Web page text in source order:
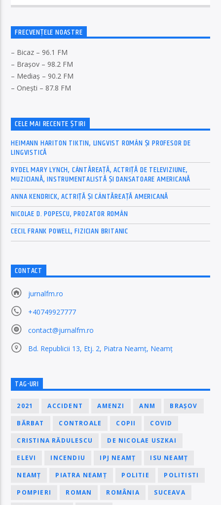
FRECVENȚELE NOASTRE
– Bicaz – 96.1 FM
– Brașov – 98.2 FM
– Mediaș – 90.2 FM
– Onești – 87.8 FM
CELE MAI RECENTE ȘTIRI
HEIMANN HARITON TIKTIN, LINGVIST ROMÂN ȘI PROFESOR DE
LINGVISTICĂ
RYDEL MARY LYNCH, CÂNTĂREAȚĂ, ACTRIȚĂ DE TELEVIZIUNE,
MUZICIANĂ, INSTRUMENTALISTĂ ȘI DANSATOARE AMERICANĂ
ANNA KENDRICK, ACTRIȚĂ ȘI CÂNTĂREAȚĂ AMERICANĂ
NICOLAE D. POPESCU, PROZATOR ROMÂN
CECIL FRANK POWELL, FIZICIAN BRITANIC
CONTACT
jurnalfm.ro
+40749927777
contact@jurnalfm.ro
Bd. Republicii 13, Etj. 2, Piatra Neamț, Neamț
TAG-URI
2021 ACCIDENT AMENZI ANM BRAȘOV
BĂRBAT CONTROALE COPII COVID
CRISTINA RĂDULESCU DE NICOLAE USZKAI
ELEVI INCENDIU IPJ NEAMȚ ISU NEAMȚ
NEAMȚ PIATRA NEAMȚ POLITIE POLITISTI
POMPIERI ROMAN ROMÂNIA SUCEAVA